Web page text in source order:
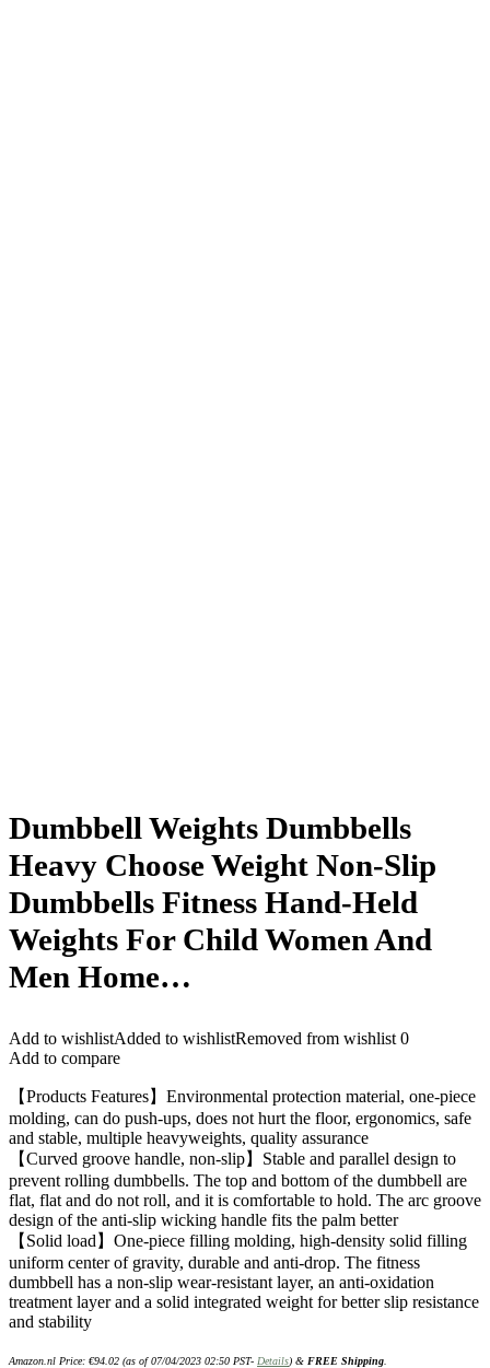
Dumbbell Weights Dumbbells
Heavy Choose Weight Non-Slip
Dumbbells Fitness Hand-Held
Weights For Child Women And
Men Home…
Add to wishlistAdded to wishlistRemoved from wishlist 0
Add to compare
【Products Features】Environmental protection material, one-piece
molding, can do push-ups, does not hurt the floor, ergonomics, safe
and stable, multiple heavyweights, quality assurance
【Curved groove handle, non-slip】Stable and parallel design to
prevent rolling dumbbells. The top and bottom of the dumbbell are
flat, flat and do not roll, and it is comfortable to hold. The arc groove
design of the anti-slip wicking handle fits the palm better
【Solid load】One-piece filling molding, high-density solid filling
uniform center of gravity, durable and anti-drop. The fitness
dumbbell has a non-slip wear-resistant layer, an anti-oxidation
treatment layer and a solid integrated weight for better slip resistance
and stability
Amazon.nl Price: €94.02 (as of 07/04/2023 02:50 PST- Details) & FREE Shipping